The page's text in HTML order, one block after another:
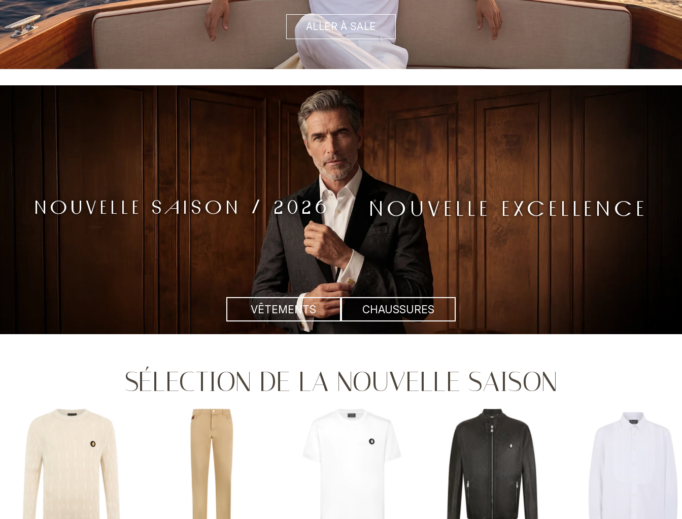
ALLER À SALE
NOUVELLE SAISON / 2026 NOUVELLE EXCELLENCE
VÊTEMENTS CHAUSSURES
SÉLECTION DE LA NOUVELLE SAISON